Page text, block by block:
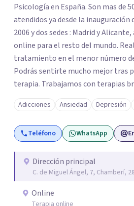
Psicología en España. Son mas de
atendidos ya desde la inauguración
2006 y dos sedes : Madrid y
online para el resto del mundo. Realizamos tu
tratamiento en el menor número
Podrás sentirte mucho mejor tras
terapia. Trabajamos con terapias
terapia te resultará de utilidad y te
tus objetivos. Entre nuestras
terapia de pareja y sexual, así
problemas emocionales,
además con un servicio de hipnosis
trabajo de "Terapia del Alma".
Adicciones Ansiedad Depresión
Teléfono WhatsApp
Dirección principal
C. de Miguel Ángel, 7, Chamberí,
Online
Terapia online